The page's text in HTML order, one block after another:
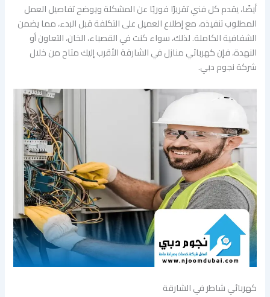
أيضًا، يقدم كل فني تقريرًا فوريًا عن المشكلة ويوضح تفاصيل العمل
المطلوب تنفيذه، مع إطلاع العميل على التكلفة قبل البدء، مما يضمن
الشفافية الكاملة. لذلك، سواء كنت في القصباء، الخان، التعاون أو
النهدة، فإن كهربائي منازل في الشارقة الأقرب إليك متاح من خلال
شركة نجوم دبي.
كهربائي شاطر في الشارقة